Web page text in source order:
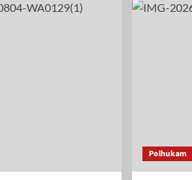
Polhukam